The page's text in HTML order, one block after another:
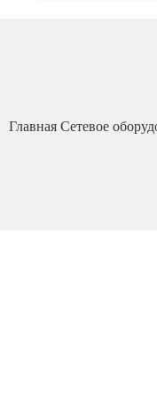
Главная Сетевое